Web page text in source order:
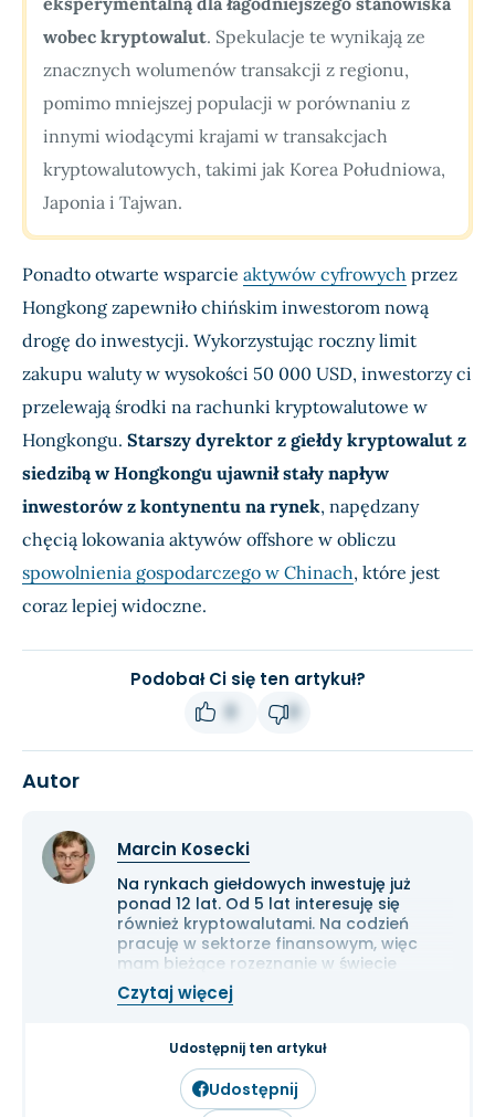
wobec kryptowalut. Spekulacje te wynikają ze
znacznych wolumenów transakcji z regionu,
pomimo mniejszej populacji w porównaniu z
innymi wiodącymi krajami w transakcjach
kryptowalutowych, takimi jak Korea Południowa,
Japonia i Tajwan.
Ponadto otwarte wsparcie aktywów cyfrowych przez
Hongkong zapewniło chińskim inwestorom nową
drogę do inwestycji. Wykorzystując roczny limit
zakupu waluty w wysokości 50 000 USD, inwestorzy ci
przelewają środki na rachunki kryptowalutowe w
Hongkongu. Starszy dyrektor z giełdy kryptowalut z
siedzibą w Hongkongu ujawnił stały napływ
inwestorów z kontynentu na rynek, napędzany
chęcią lokowania aktywów offshore w obliczu
spowolnienia gospodarczego w Chinach, które jest
coraz lepiej widoczne.
Podobał Ci się ten artykuł?
Autor
Marcin Kosecki
Na rynkach giełdowych inwestuję już
ponad 12 lat. Od 5 lat interesuję się
również kryptowalutami. Na codzień
pracuję w sektorze finansowym, więc
mam bieżące rozeznanie w świecie
gospodarki i ekonomii. Cenię przede
wszystkim solidną analizę
inwestowanie długoterminowe.
Czytaj więcej
Udostępnij ten artykuł
Udostępnij